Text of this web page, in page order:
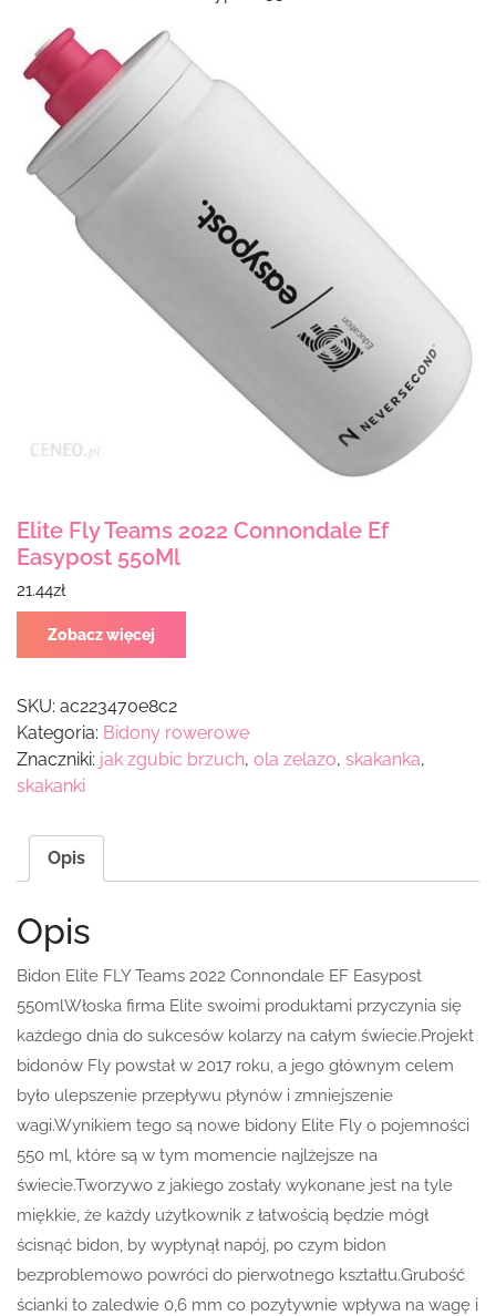
Elite Fly Teams 2022 Connondale Ef
Easypost 550Ml
21.44zł
Zobacz więcej
SKU: ac223470e8c2
Kategoria: Bidony rowerowe
Znaczniki: jak zgubic brzuch, ola zelazo, skakanka,
skakanki
Opis
Opis
Bidon Elite FLY Teams 2022 Connondale EF Easypost
550mlWłoska firma Elite swoimi produktami przyczynia się
każdego dnia do sukcesów kolarzy na całym świecie.Projekt
bidonów Fly powstał w 2017 roku, a jego głównym celem
było ulepszenie przepływu płynów i zmniejszenie
wagi.Wynikiem tego są nowe bidony Elite Fly o pojemności
550 ml, które są w tym momencie najlżejsze na
świecie.Tworzywo z jakiego zostały wykonane jest na tyle
miękkie, że każdy użytkownik z łatwością będzie mógł
ścisnąć bidon, by wypłynął napój, po czym bidon
bezproblemowo powróci do pierwotnego kształtu.Grubość
ścianki to zaledwie 0,6 mm co pozytywnie wpływa na wagę i